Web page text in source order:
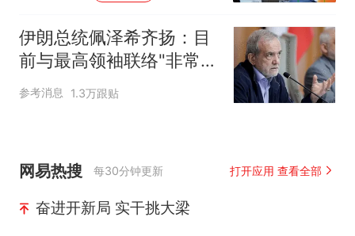
伊朗总统佩泽希齐扬：目
前与最高领袖联络"非常困
难"
参考消息 1.3万跟贴
网易热搜 每30分钟更新 打开应用 查看全部
奋进开新局 实干挑大梁